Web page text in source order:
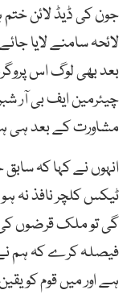
بعد بھی لوگ اس
چیئرمین ایف بی آر
مشاورت کے بعد ہی
انہوں نے کہا کہ
ٹیکس کلچر نافذ نہ
گی تو ملک قرضوں
فیصلہ کرے کہ ہم نے
ہے اور میں قوم کو